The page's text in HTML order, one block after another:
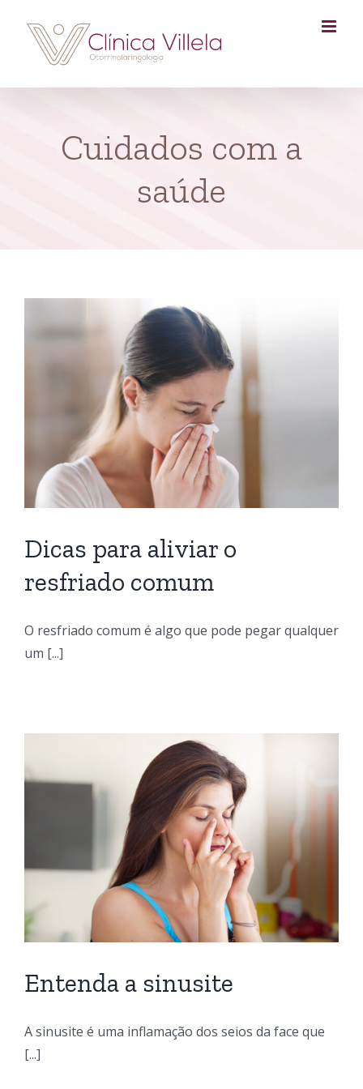
content
Cuidados com a
saúde
Dicas para aliviar o
resfriado comum
O resfriado comum é algo que pode pegar qualquer
um [...]
Entenda a sinusite
A sinusite é uma inflamação dos seios da face que
[...]